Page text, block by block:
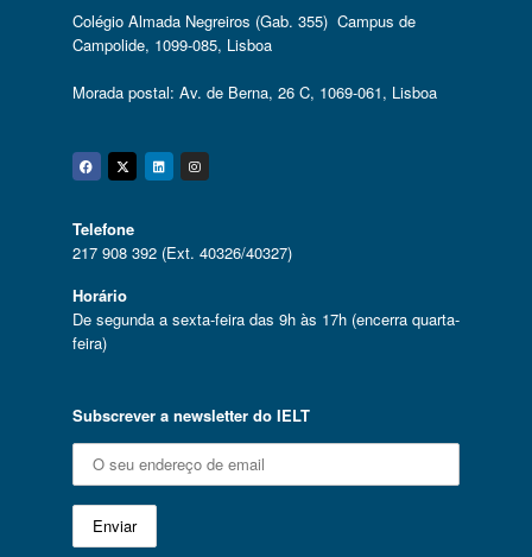
Colégio Almada Negreiros (Gab. 355) Campus de
Campolide, 1099-085, Lisboa
Morada postal: Av. de Berna, 26 C, 1069-061, Lisboa
Facebook
Twitter
Linkedin
Instagram
Telefone
217 908 392 (Ext. 40326/40327)
Horário
De segunda a sexta-feira das 9h às 17h (encerra quarta-
feira)
Subscrever a newsletter do IELT